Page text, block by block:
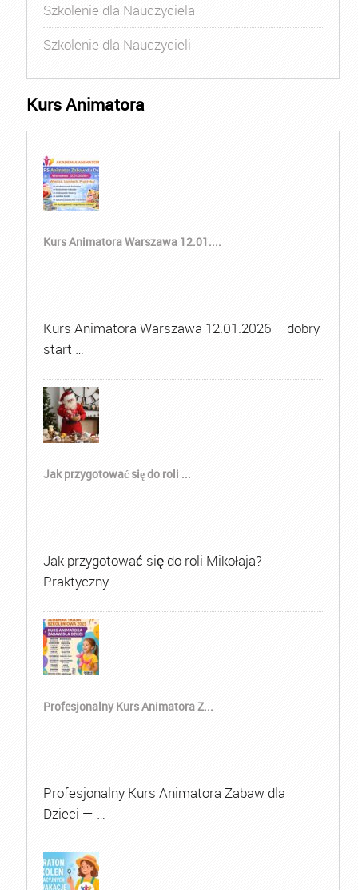
Szkolenie dla Nauczyciela
Szkolenie dla Nauczycieli
Kurs Animatora
Kurs Animatora Warszawa 12.01....
Kurs Animatora Warszawa 12.01.2026 – dobry
start …
Jak przygotować się do roli ...
Jak przygotować się do roli Mikołaja?
Praktyczny …
Profesjonalny Kurs Animatora Z...
Profesjonalny Kurs Animatora Zabaw dla
Dzieci — …